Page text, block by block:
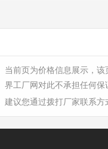
当前页为价格信息展示，
界工厂网对此不承担任何保
建议您通过拨打厂家联系